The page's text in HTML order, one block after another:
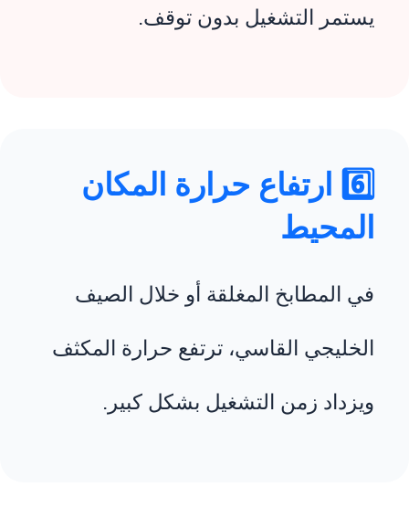
يستمر التشغيل بدون توقف.
6️⃣ ارتفاع حرارة المكان
المحيط
في المطابخ المغلقة أو خلال الصيف
الخليجي القاسي، ترتفع حرارة المكثف
ويزداد زمن التشغيل بشكل كبير.